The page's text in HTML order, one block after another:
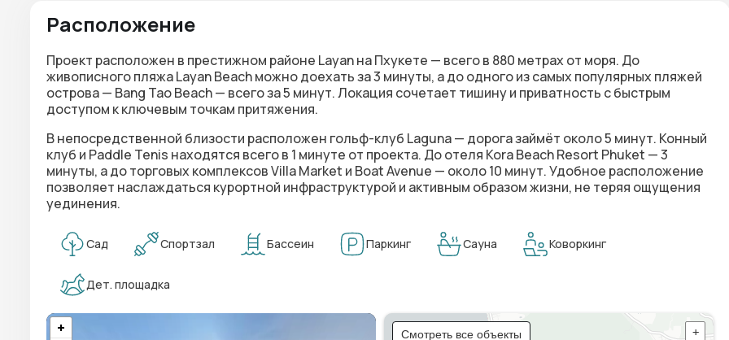
Расположение
Проект расположен в престижном районе Layan на Пхукете — всего в 880 метрах от моря. До
живописного пляжа Layan Beach можно доехать за 3 минуты, а до одного из самых популярных пляжей
острова — Bang Tao Beach — всего за 5 минут. Локация сочетает тишину и приватность с быстрым
доступом к ключевым точкам притяжения.
В непосредственной близости расположен гольф-клуб Laguna — дорога займёт около 5 минут. Конный
клуб и Paddle Tenis находятся всего в 1 минуте от проекта. До отеля Kora Beach Resort Phuket — 3
минуты, а до торговых комплексов Villa Market и Boat Avenue — около 10 минут. Удобное расположение
позволяет наслаждаться курортной инфраструктурой и активным образом жизни, не теряя ощущения
уединения.
Сад Спортзал Бассеин Паркинг Сауна Коворкинг
Дет. площадка
Смотреть все объекты +